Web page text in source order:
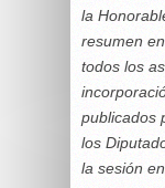
la
resumen
todos los
publicados
los
la sesión